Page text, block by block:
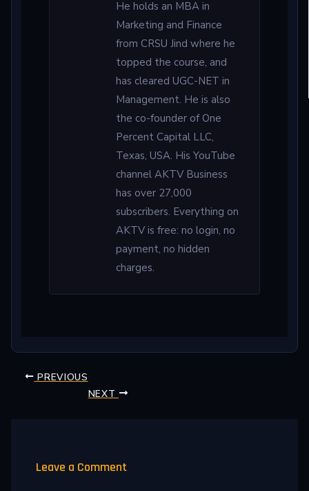
He holds an MBA in
Marketing and Finance
from CRSU Jind where he
topped the course, and
has cleared UGC-NET in
Management. He is also
the co-founder of One
Percent Capital LLC,
Texas, USA. His YouTube
channel AKTV Business
has over 27,000
subscribers. Everything on
AKTV is free: no login, no
payment, no hidden
charges.
PREVIOUS
NEXT
Leave a Comment